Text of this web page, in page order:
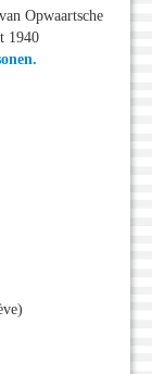
Opwaartsche
1940